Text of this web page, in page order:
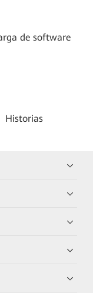
de software
Historias